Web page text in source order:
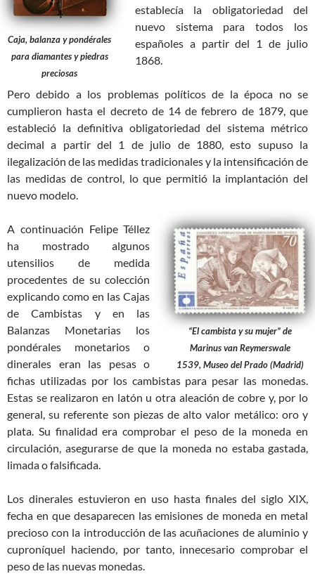
Caja, balanza y pondérales
para diamantes y piedras
preciosas
establecía la obligatoriedad del
nuevo sistema para todos los
españoles a partir del 1 de julio
1868.
Pero debido a los problemas políticos de la época no se
cumplieron hasta el decreto de 14 de febrero de 1879, que
estableció la definitiva obligatoriedad del sistema métrico
decimal a partir del 1 de julio de 1880, esto supuso la
ilegalización de las medidas tradicionales y la intensificación de
las medidas de control, lo que permitió la implantación del
nuevo modelo.
“El cambista y su mujer” de
Marinus van Reymerswale
1539, Museo del Prado (Madrid)
A continuación Felipe Téllez
ha mostrado algunos
utensilios de medida
procedentes de su colección
explicando como en las Cajas
de Cambistas y en las
Balanzas Monetarias los
pondérales monetarios o
dinerales eran las pesas o
fichas utilizadas por los cambistas para pesar las monedas.
Estas se realizaron en latón u otra aleación de cobre y, por lo
general, su referente son piezas de alto valor metálico: oro y
plata. Su finalidad era comprobar el peso de la moneda en
circulación, asegurarse de que la moneda no estaba gastada,
limada o falsificada.
Los dinerales estuvieron en uso hasta finales del siglo XIX,
fecha en que desaparecen las emisiones de moneda en metal
precioso con la introducción de las acuñaciones de aluminio y
cuproníquel haciendo, por tanto, innecesario comprobar el
peso de las nuevas monedas.